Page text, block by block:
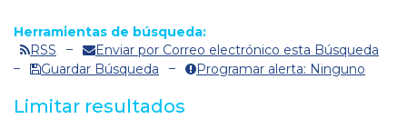
Herramientas de búsqueda:
RSS
Enviar por Correo electrónico esta Búsqueda
Guardar Búsqueda
Programar alerta: Ninguno
Limitar resultados